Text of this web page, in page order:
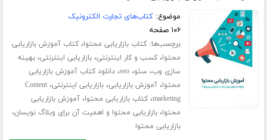
موضوع:کتاب‌های تجارت الکترونیک
۱۰۶ صفحه
برچسب‌ها:کتاب بازاریابی محتوا،کتاب آموزش بازاریابی
محتوا،کسب و کار اینترنتی،بازاریابی اینترنتی،بهینه
سازی وب، سئو،seo،دانلود کتاب آموزش بازاریابی
محتوا،آموزش بازاریابی،بازاریابی اینترنتی،Content
marketing،کتاب بازاریابی محتوا،آموزش بازاریابی
محتوا،بازاریابی محتوا و اهمیت آن برای وبلاگ نویسان،
بازاریابی محتوا